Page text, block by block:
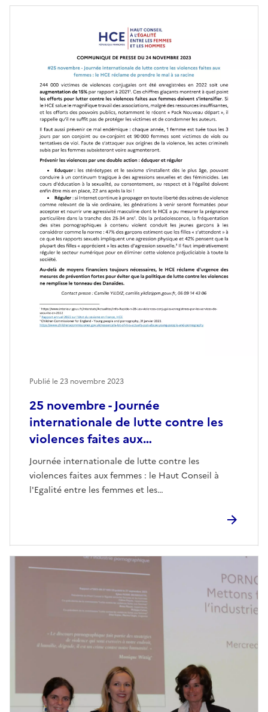
25 novembre - Journée
internationale de lutte contre les
violences faites aux…
Journée internationale de lutte contre les
violences faites aux femmes : le Haut Conseil à
l'Egalité entre les femmes et les…
Publié le23 novembre 2023